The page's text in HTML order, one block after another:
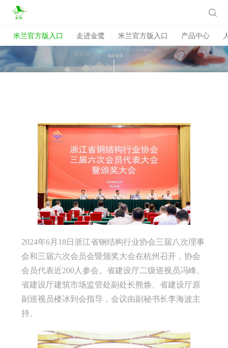
米兰官方版入口
米兰官方版入口 走进金鹭 米兰官方版入口 产品中心

2024年6月18日浙江省钢结构行业协会三届八次理事
会和三届六次会员会暨颁奖大会在杭州召开，协会
会员代表近200人参会。省建设厅二级巡视员冯峰、
省建设厅建筑市场监管处副处长熊焕、省建设厅原
副巡视员楼冰到会指导，会议由副秘书长李海波主
持。